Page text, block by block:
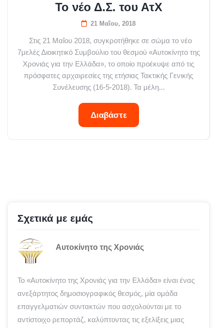
Το νέο Δ.Σ. του ΑτΧ
21 Μαΐου, 2018
Στις 21 Μαΐου 2018, συγκροτήθηκε σε σώμα το νέο
7μελές Διοικητικό Συμβούλιο του θεσμού «Αυτοκίνητο της
Χρονιάς για την Ελλάδα», το οποίο προέκυψε από τις
πρόσφατες αρχαιρεσίες της ετήσιας Τακτικής Γενικής
Συνέλευσης (16-5-2018). Τα μέλη...
Διαβάστε
Σχετικά με εμάς
Αυτοκίνητο της Χρονιάς
Το «Αυτοκίνητο της Χρονιάς για την Ελλάδα» είναι ένας
ανεξάρτητος δημοσιογραφικός θεσμός, μία ομάδα
επαγγελματιών συντακτών που ασχολούνται με το
αντίστοιχο ρεπορτάζ, καλύπτοντας τις εξελίξεις μιας